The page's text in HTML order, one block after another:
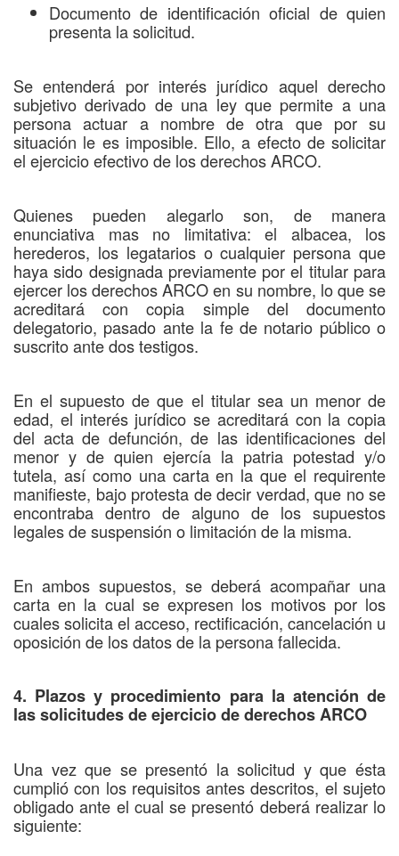
Documento de identificación oficial de quien
presenta la solicitud.
Se entenderá por interés jurídico aquel derecho
subjetivo derivado de una ley que permite a una
persona actuar a nombre de otra que por su
situación le es imposible. Ello, a efecto de solicitar
el ejercicio efectivo de los derechos ARCO.
Quienes pueden alegarlo son, de manera
enunciativa mas no limitativa: el albacea, los
herederos, los legatarios o cualquier persona que
haya sido designada previamente por el titular para
ejercer los derechos ARCO en su nombre, lo que se
acreditará con copia simple del documento
delegatorio, pasado ante la fe de notario público o
suscrito ante dos testigos.
En el supuesto de que el titular sea un menor de
edad, el interés jurídico se acreditará con la copia
del acta de defunción, de las identificaciones del
menor y de quien ejercía la patria potestad y/o
tutela, así como una carta en la que el requirente
manifieste, bajo protesta de decir verdad, que no se
encontraba dentro de alguno de los supuestos
legales de suspensión o limitación de la misma.
En ambos supuestos, se deberá acompañar una
carta en la cual se expresen los motivos por los
cuales solicita el acceso, rectificación, cancelación u
oposición de los datos de la persona fallecida.
4. Plazos y procedimiento para la atención de
las solicitudes de ejercicio de derechos ARCO
Una vez que se presentó la solicitud y que ésta
cumplió con los requisitos antes descritos, el sujeto
obligado ante el cual se presentó deberá realizar lo
siguiente: